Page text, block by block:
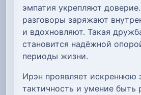
эмпатия укрепляют
разговоры заряжают
и вдохновляют. Такая
становится надёжной
периоды жизни.
Ирэн проявляет искреннюю
тактичность и умение